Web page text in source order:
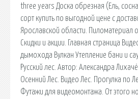
three years Доска обрезная (Ель,
сорт купить по выгодной цене с
Ярославской области. Пиломатериал
Скидки и акции. Главная страница
дымохода Вулкан Утепление бани и
Русский лес. Автор: Александра
Осенний Лес. Видео Лес. Прогулка по
Футажи для видеомонтажа. От этого